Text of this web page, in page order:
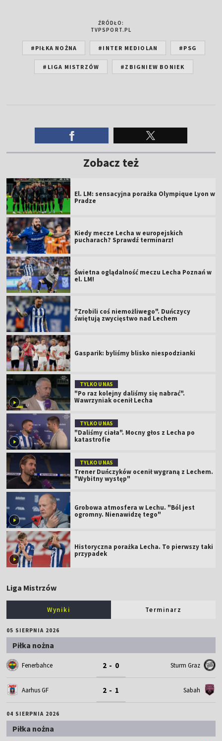
ŹRÓDŁO:
TVPSPORT.PL
#PIŁKA NOŻNA #INTER MEDIOLAN #PSG
#LIGA MISTRZÓW #ZBIGNIEW BONIEK
Zobacz też
El. LM: sensacyjna porażka Olympique Lyon w
Pradze
Kiedy mecze Lecha w europejskich
pucharach? Sprawdź terminarz!
Świetna oglądalność meczu Lecha Poznań w
el. LM!
"Zrobili coś niemożliwego". Duńczycy
świętują zwycięstwo nad Lechem
Gasparik: byliśmy blisko niespodzianki
TYLKO U NAS
"Po raz kolejny daliśmy się nabrać".
Wawrzyniak ocenił Lecha
TYLKO U NAS
"Daliśmy ciała". Mocny głos z Lecha po
katastrofie
TYLKO U NAS
Trener Duńczyków ocenił wygraną z Lechem.
"Wybitny występ"
Grobowa atmosfera w Lechu. "Ból jest
ogromny. Nienawidzę tego"
Historyczna porażka Lecha. To pierwszy taki
przypadek
Liga Mistrzów
Wyniki Terminarz
05 SIERPNIA 2026
Piłka nożna
Fenerbahce 2 - 0 Sturm Graz
Aarhus GF 2 - 1 Sabah
04 SIERPNIA 2026
Piłka nożna